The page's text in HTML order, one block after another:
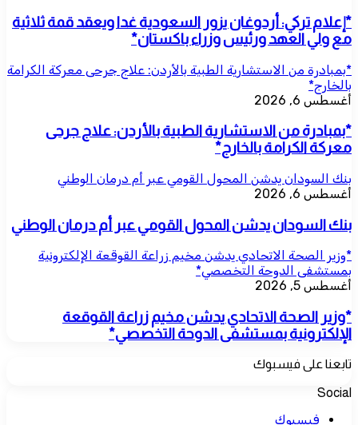
*إعلام تركي: أردوغان يزور السعودية غدا ويعقد قمة ثلاثية
مع ولي العهد ورئيس وزراء باكستان*
*بمبادرة من الاستشارية الطبية بالأردن: علاج جرحى معركة الكرامة
بالخارج*
أغسطس 6, 2026
*بمبادرة من الاستشارية الطبية بالأردن: علاج جرحى
معركة الكرامة بالخارج*
بنك السودان يدشن المحول القومي عبر أم درمان الوطني
أغسطس 6, 2026
بنك السودان يدشن المحول القومي عبر أم درمان الوطني
*وزير الصحة الاتحادي يدشن مخيم زراعة القوقعة الإلكترونية
بمستشفى الدوحة التخصصي*
أغسطس 5, 2026
*وزير الصحة الاتحادي يدشن مخيم زراعة القوقعة
الإلكترونية بمستشفى الدوحة التخصصي*
تابعنا على فيسبوك
Social
فيسبوك